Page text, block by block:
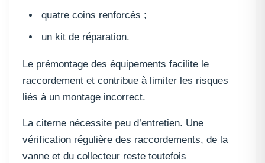
quatre coins renforcés ;
un kit de réparation.
Le prémontage des équipements facilite le
raccordement et contribue à limiter les risques
liés à un montage incorrect.
La citerne nécessite peu d’entretien. Une
vérification régulière des raccordements, de la
vanne et du collecteur reste toutefois